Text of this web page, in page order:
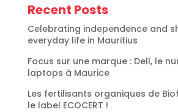
Recent Posts
Celebrating independence and
everyday life in Mauritius
Focus sur une marque : Dell, le
laptops à Maurice
Les fertilisants organiques de
le label ECOCERT !